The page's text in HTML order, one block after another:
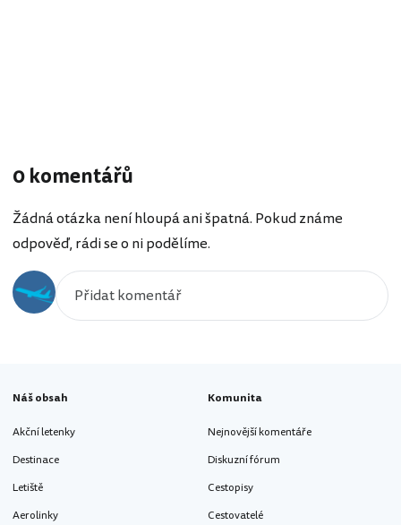
0 komentářů
Žádná otázka není hloupá ani špatná. Pokud známe
odpověď, rádi se o ni podělíme.
Náš obsah
Akční letenky
Destinace
Letiště
Aerolinky
Komunita
Nejnovější komentáře
Diskuzní fórum
Cestopisy
Cestovatelé